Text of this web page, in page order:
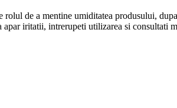
de a mentine umiditatea produsului,
iritatii, intrerupeti utilizarea si